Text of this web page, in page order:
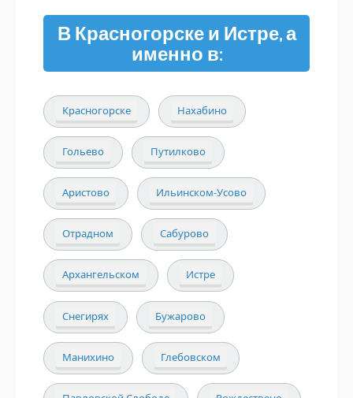
В Красногорске и Истре, а
именно в:
Красногорске Нахабино
Гольево Путилково
Аристово Ильинском-Усово
Отрадном Сабурово
Архангельском Истре
Снегирях Бужарово
Манихино Глебовском